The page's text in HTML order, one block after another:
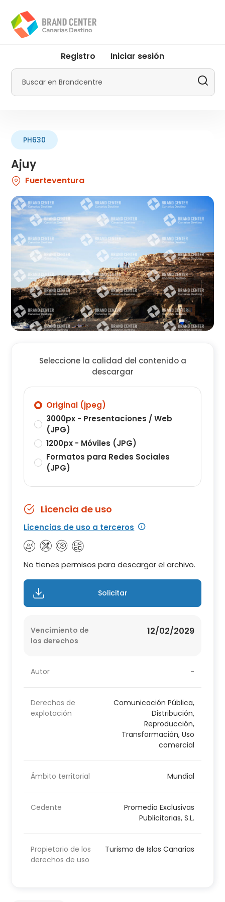
contenido
principal
menu
Promotur
Registro Iniciar sesión
Buscar
Ajuy
PH630
Fuerteventura
Seleccione la calidad del contenido a
descargar
Original (jpeg)
3000px - Presentaciones / Web
(JPG)
1200px - Móviles (JPG)
Formatos para Redes Sociales
(JPG)
Licencia de uso
Licencias de uso a terceros
No tienes permisos para descargar el archivo.
Solicitar
Vencimiento de
los derechos
12/02/2029
Autor -
Derechos de
explotación
Comunicación Pública,
Distribución,
Reproducción,
Transformación, Uso
comercial
Ámbito territorial Mundial
Cedente
Promedia Exclusivas
Publicitarias, S.L.
Propietario de los
derechos de uso
Turismo de Islas Canarias